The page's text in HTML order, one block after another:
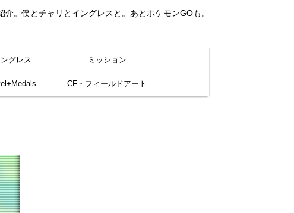
。僕とチャリとイングレスと。あとポケモンGOも。
グレス ミッション
CF・フィールドアート